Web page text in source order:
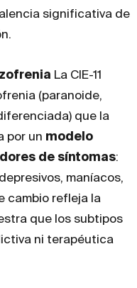
significativa de
La CIE-11
(paranoide,
que la
por un modelo
de síntomas:
maníacos,
cambio refleja la
que los subtipos
ni terapéutica